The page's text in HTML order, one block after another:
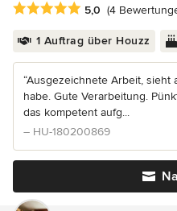
Durchschnittliche
5,0 (4
1 Auftrag über Houzz
“Ausgezeichnete Arbeit,
habe. Gute Verarbeitung.
das kompetent aufg...
– HU-180200869